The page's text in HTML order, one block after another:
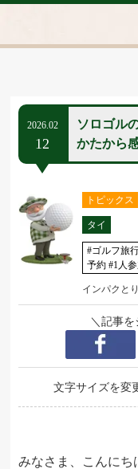
2026.02
12
ソロゴル
かたから
トピックス
タイ
#ゴルフ旅
予約 #1人
インパクと
＼記事を
文字サイズを変
みなさま、こんにち